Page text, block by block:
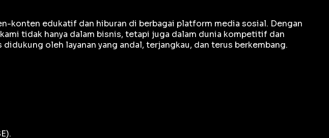
konten edukatif dan hiburan di berbagai platform media sosial. Dengan
tidak hanya dalam bisnis, tetapi juga dalam dunia kompetitif dan
oleh layanan yang andal, terjangkau, dan terus berkembang.